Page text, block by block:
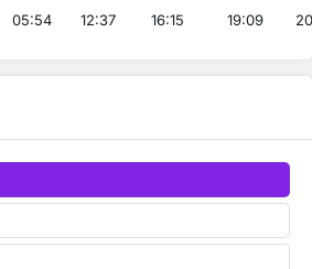
05:54 12:37 16:15 19:09